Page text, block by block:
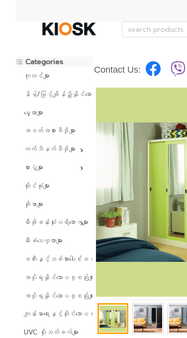
Categories
ကုတင်များ
နိမ့်/မြင့်ချိန်ညှိနိုင်သော ကုတင်များ
မွေ့ယာများ
အဝတ်အစားဗီဒိုများ
ကက်ဘိနက်ဗီဒိုများ
စားပွဲများ
ထိုင်ခုံများ
ဆိုဖာများ
မီးဖိုခန်းသုံးပရိဘောဂများ
မီးခံသေတ္တာများ
စတီးနှင့်သစ်သားပေါင်းစပ်ထားသော ပရိဘောဂများ
အပိုရနိုင်သောပစ္စည်းများ
အပိုရနိုင်သောပစ္စည်းများ
ကျန်းမာရေးနှင့်ဆိုင်သောပစ္စည်းများ
UVC ပိုးသတ်စက်များ
Contact Us: